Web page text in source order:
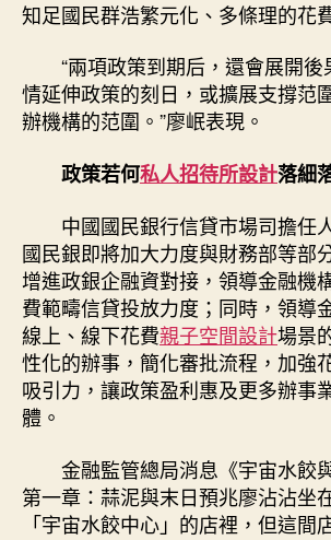
知足國民群浩繁元化、多條理的花
“兩項政策到期后，還會展開
情延伸政策的刻日，或擴展支撐范
辦機構的范圍。”廖岷表現。
政策若何私人招待所設計落細
中國國民銀行信貸市場司擔任
國民銀即將加大力度與財務部等部
增進政銀企融資對接，領導金融機
費範疇信貸投放力度；同時，領導
線上、線下花費親子空間設計場景
性化的辦事，簡化審批流程，加強
吸引力，讓政策盈利惠及更多辦事
體。
金融監管總局消息《宇宙水餃
第一章：蒜泥與末日預兆廖沾沾坐
「宇宙水餃中心」的店裡，但這間